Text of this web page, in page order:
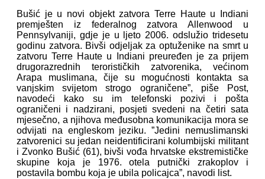
Bušić je u novi objekt zatvora Terre Haute u Indiani
premješten iz federalnog zatvora Allenwood u
Pennsylvaniji, gdje je u ljeto 2006. odslužio tridesetu
godinu zatvora. Bivši odjeljak za optuženike na smrt u
zatvoru Terre Haute u Indiani preuređen je za prijem
drugorazrednih terorističkih zatvorenika, većinom
Arapa muslimana, čije su mogućnosti kontakta sa
vanjskim svijetom strogo ograničene”, piše Post,
navodeći kako su im telefonski pozivi i pošta
ograničeni i nadzirani, posjeti svedeni na četiri sata
mjesečno, a njihova međusobna komunikacija mora se
odvijati na engleskom jeziku. ”Jedini nemuslimanski
zatvorenici su jedan neidentificirani kolumbijski militant
i Zvonko Bušić (61), bivši vođa hrvatske ekstremističke
skupine koja je 1976. otela putnički zrakoplov i
postavila bombu koja je ubila policajca”, navodi list.